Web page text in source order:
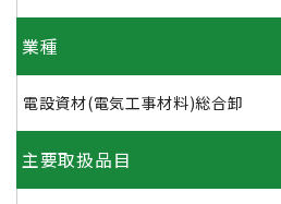
業種
電設資材(電気工事材料)総合卸
主要取扱品目